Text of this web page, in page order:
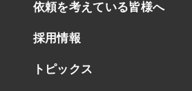
依頼を考えている皆様へ
採用情報
トピックス